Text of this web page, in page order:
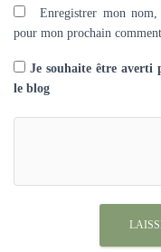
Enregistrer mon
pour mon prochain
Je souhaite être averti
le blog